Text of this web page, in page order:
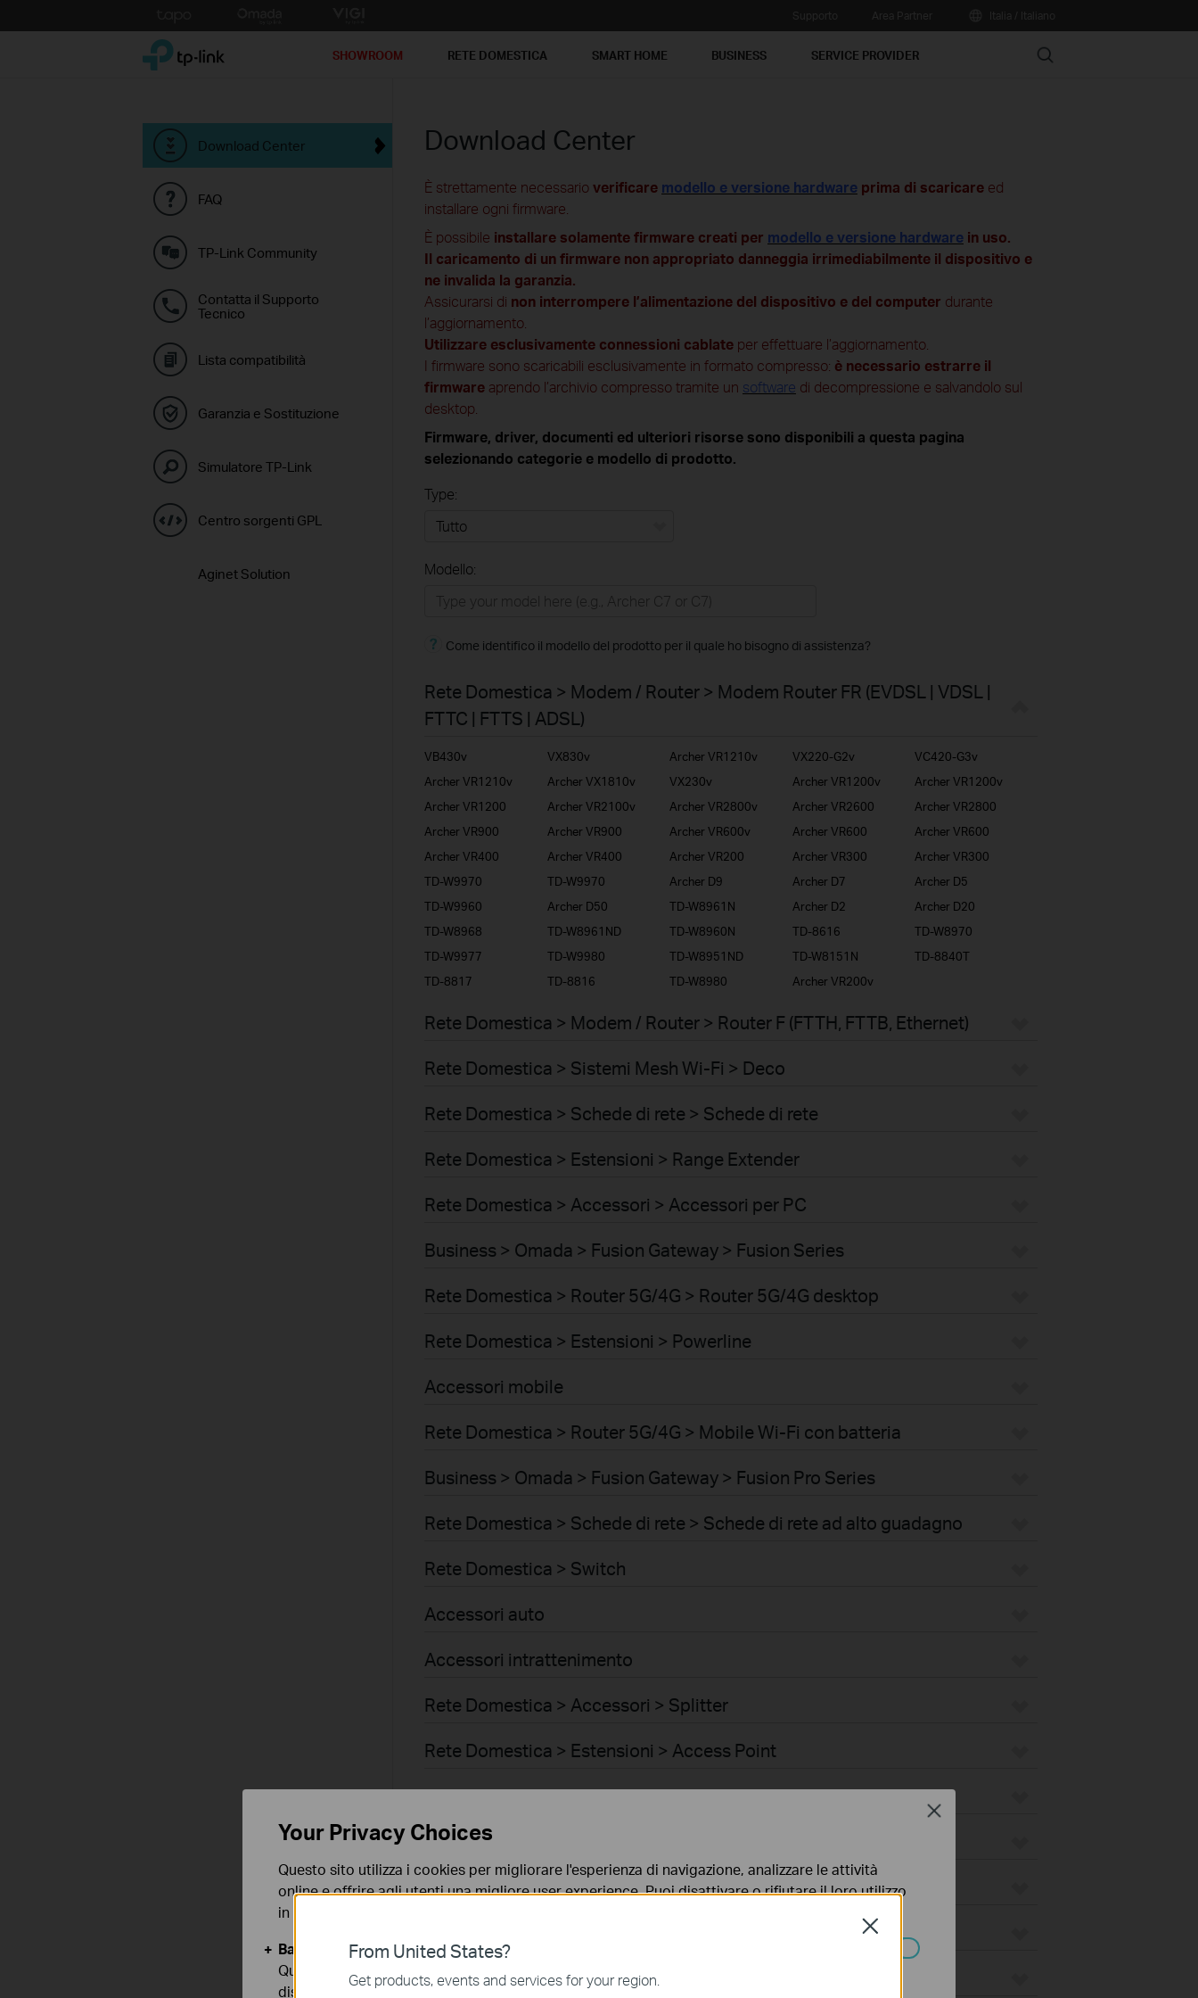
to
TP-Link, Reliably Smart SHOWROOM RETE DOMESTICA SMART HOME BUSINESS SERVICE PROVIDER Search
Download Center
FAQ
TP-Link Community
Contatta il Supporto
Tecnico
Lista compatibilità
Garanzia e Sostituzione
Simulatore TP-Link
Centro sorgenti GPL
Aginet Solution
Download Center
È strettamente necessarioverificare modello e versione hardware prima di scaricare ed
installare ogni firmware.
È possibile installare solamente firmware creati per modello e versione hardware in uso.
Il caricamento di un firmware non appropriato danneggia irrimediabilmente il dispositivo e
ne invalida la garanzia.
Assicurarsi di non interrompere l’alimentazione del dispositivo e del computer durante
l’aggiornamento.
Utilizzare esclusivamente connessioni cablate per effettuare l’aggiornamento.
I firmware sono scaricabili esclusivamente in formato compresso: è necessario estrarre il
firmware aprendo l’archivio compresso tramite un software di decompressione e salvandolo sul
desktop.
Firmware, driver, documenti ed ulteriori risorse sono disponibili a questa pagina
selezionando categorie e modello di prodotto.
Type:
Business
Service Provider
Modello:
Come identifico il modello del prodotto per il quale ho bisogno di assistenza?
Rete Domestica > Modem / Router > Modem Router FR (EVDSL | VDSL |
FTTC | FTTS | ADSL)
VB430v VX830v Archer VR1210v VX220-G2v
VC420-G3v
Archer VR1210v
Archer VX1810v VX230v Archer VR1200v
Archer VR1200v
Archer VR1200
Archer VR2100v Archer VR2800v Archer VR2600
Archer VR2800
Archer VR900
Archer VR900 Archer VR600v Archer VR600
Archer VR600
Archer VR400
Archer VR400 Archer VR200 Archer VR300
Archer VR300
TD-W9970
TD-W9970 Archer D9 Archer D7
Archer D5
TD-W9960
Archer D50 TD-W8961N Archer D2
Archer D20
TD-W8968
TD-W8961ND TD-W8960N TD-8616
TD-W8970
TD-W9977
TD-W9980 TD-W8951ND TD-W8151N
TD-8840T
TD-8817
TD-8816 TD-W8980 Archer VR200v
Rete Domestica > Modem / Router > Router F (FTTH, FTTB, Ethernet)
Rete Domestica > Sistemi Mesh Wi-Fi > Deco
Rete Domestica > Schede di rete > Schede di rete
Rete Domestica > Estensioni > Range Extender
Rete Domestica > Accessori > Accessori per PC
Business > Omada > Fusion Gateway > Fusion Series
Rete Domestica > Router 5G/4G > Router 5G/4G desktop
Rete Domestica > Estensioni > Powerline
Accessori mobile
Rete Domestica > Router 5G/4G > Mobile Wi-Fi con batteria
Business > Omada > Fusion Gateway > Fusion Pro Series
Rete Domestica > Schede di rete > Schede di rete ad alto guadagno
Rete Domestica > Switch
Accessori auto
Accessori intrattenimento
Rete Domestica > Accessori > Splitter
Rete Domestica > Estensioni > Access Point
Antenne
Wireless USB Adapters
VIGI Accessories Compatibility
Smart Home > Prese Smart
From United States?
Get products, events and services for your region.
Close
Your Privacy Choices
Questo sito utilizza i cookies per migliorare l'esperienza di navigazione, analizzare le attività
online e offrire agli utenti una migliore user experience. Puoi disattivare o rifiutare il loro utilizzo
in qualunque momento. Per maggiori informazioni consulta la nostra
Basic Cookies
Questi cookies sono necessari per il corretto funzionamento del sito e non possono essere
disattivati nel tuo sistema.
Close